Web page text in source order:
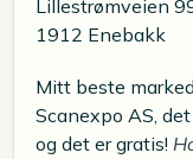
Lillestrømveien
1912 Enebakk
Mitt beste
Scanexpo AS,
og det er gratis!